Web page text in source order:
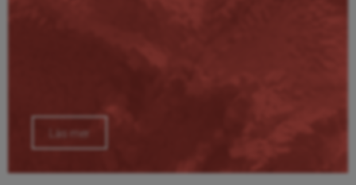
Läs mer